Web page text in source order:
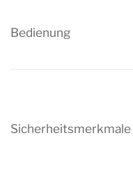
Bedienung
Sicherheitsmerkmale